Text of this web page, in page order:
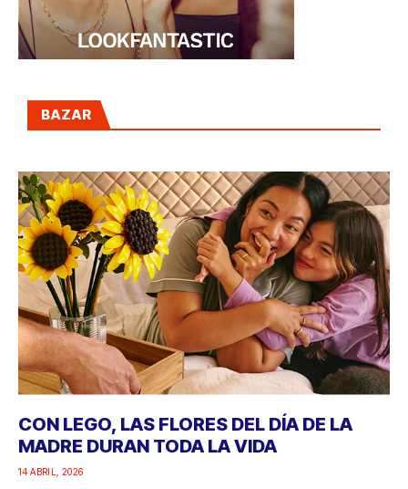
BAZAR
CON LEGO, LAS FLORES DEL DÍA DE LA
MADRE DURAN TODA LA VIDA
14 ABRIL, 2026